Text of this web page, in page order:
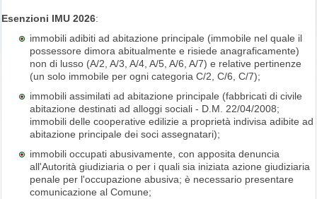
Esenzioni IMU 2026:
immobili adibiti ad abitazione principale (immobile nel quale il
possessore dimora abitualmente e risiede anagraficamente)
non di lusso (A/2, A/3, A/4, A/5, A/6, A/7) e relative pertinenze
(un solo immobile per ogni categoria C/2, C/6, C/7);
immobili assimilati ad abitazione principale (fabbricati di civile
abitazione destinati ad alloggi sociali - D.M. 22/04/2008;
immobili delle cooperative edilizie a proprietà indivisa adibite ad
abitazione principale dei soci assegnatari);
immobili occupati abusivamente, con apposita denuncia
all'Autorità giudiziaria o per i quali sia iniziata azione giudiziaria
penale per l'occupazione abusiva; è necessario presentare
comunicazione al Comune;